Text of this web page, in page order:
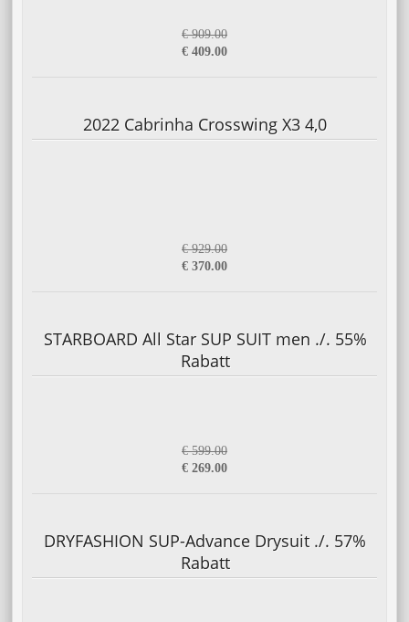
€ 909.00
€ 409.00
2022 Cabrinha Crosswing X3 4,0
€ 929.00
€ 370.00
STARBOARD All Star SUP SUIT men ./. 55%
Rabatt
€ 599.00
€ 269.00
DRYFASHION SUP-Advance Drysuit ./. 57%
Rabatt